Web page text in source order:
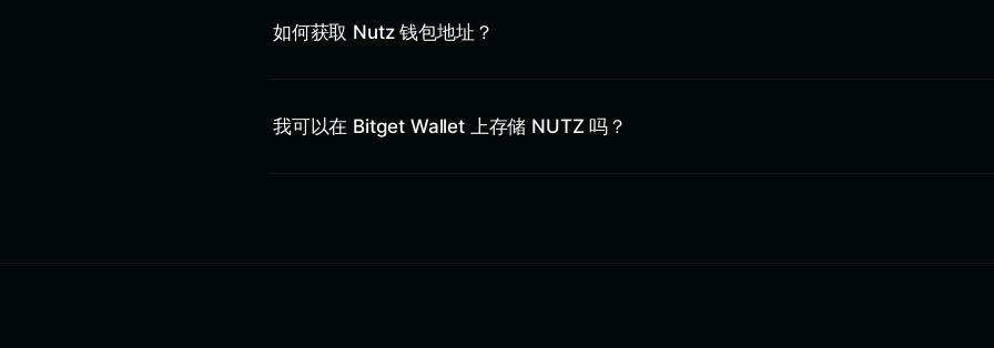
如何获取 Nutz 钱包地址？
我可以在 Bitget Wallet 上存储 NUTZ 吗？